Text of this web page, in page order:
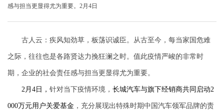
感与担当更显得尤为重要。2月4日
古人云：疾风知劲草，板荡识诚臣。从古至今，每当家国危难
之际，往往也是各路贤达力挽狂澜之时。值此疫情严峻的非常时
期，企业的社会责任感与担当更显得尤为重要。
2月 4 日， 针对当下疫情环境， 长城汽车与旗下经销商共同启动2
000万元用户关爱基金 ，充分展现出特殊时期中国汽车领军品牌的责